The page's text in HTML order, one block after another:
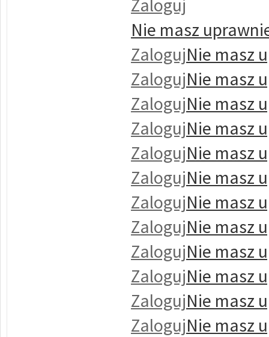
Zaloguj
Nie masz
ZalogujNie masz
ZalogujNie masz
ZalogujNie masz
ZalogujNie masz
ZalogujNie masz
ZalogujNie masz
ZalogujNie masz
ZalogujNie masz
ZalogujNie masz
ZalogujNie masz
ZalogujNie masz
ZalogujNie masz